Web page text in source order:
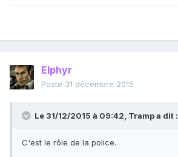
Elphyr
Posté 31 décembre 2015
Le 31/12/2015 à 09:42, Tramp a dit :
C'est le rôle de la police.